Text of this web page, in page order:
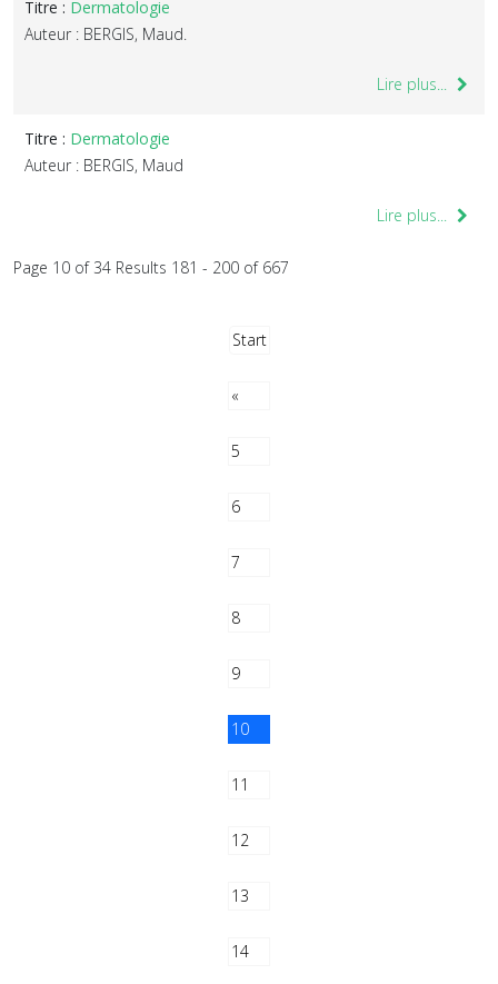
Titre : Dermatologie
Auteur : BERGIS, Maud.
Lire plus...
Titre : Dermatologie
Auteur : BERGIS, Maud
Lire plus...
Page 10 of 34 Results 181 - 200 of 667
Start
«
5
6
7
8
9
10
11
12
13
14